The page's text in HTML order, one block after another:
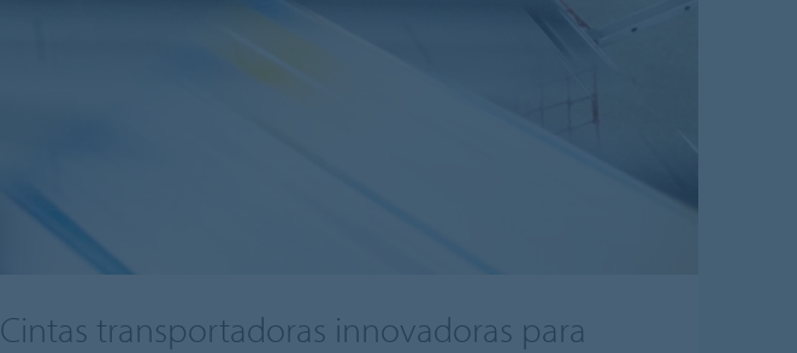
Cintas transportadoras innovadoras para